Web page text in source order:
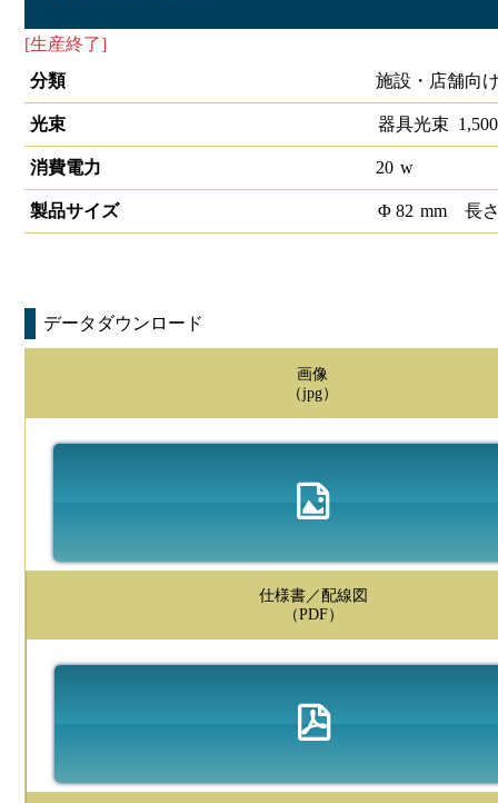
[生産終了]
分類
施設・店舗向
光束 器具光束 1,500
消費電力 20 w
製品サイズ Φ 82 mm 長
データダウンロード
画像
（jpg）
仕様書／配線図
（PDF）